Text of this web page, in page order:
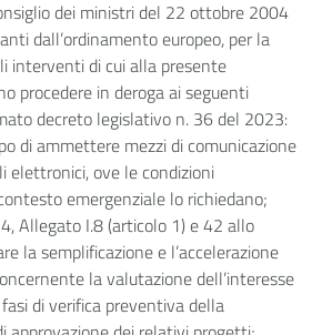
dei ministri del 22 ottobre 2004
dall’ordinamento europeo, per la
interventi di cui alla presente
procedere in deroga ai seguenti
decreto legislativo n. 36 del 2023:
di ammettere mezzi di comunicazione
elettronici, ove le condizioni
emergenziale lo richiedano;
Allegato I.8 (articolo 1) e 42 allo
la semplificazione e l’accelerazione
la valutazione dell’interesse
di verifica preventiva della